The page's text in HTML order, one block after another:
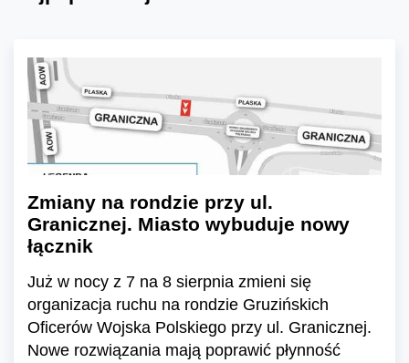
Zmiany na rondzie przy ul.
Granicznej. Miasto wybuduje nowy
łącznik
Już w nocy z 7 na 8 sierpnia zmieni się
organizacja ruchu na rondzie Gruzińskich
Oficerów Wojska Polskiego przy ul. Granicznej.
Nowe rozwiązania mają poprawić płynność